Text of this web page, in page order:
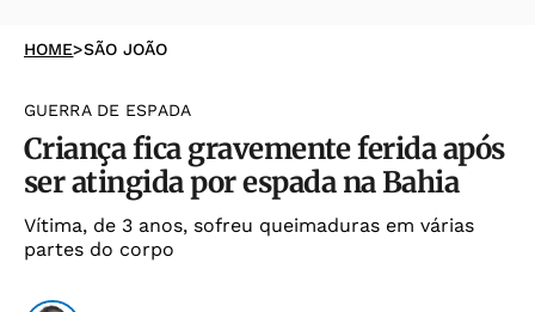
HOME>SÃO JOÃO
GUERRA DE ESPADA
Criança fica gravemente ferida após
ser atingida por espada na Bahia
Vítima, de 3 anos, sofreu queimaduras em várias
partes do corpo